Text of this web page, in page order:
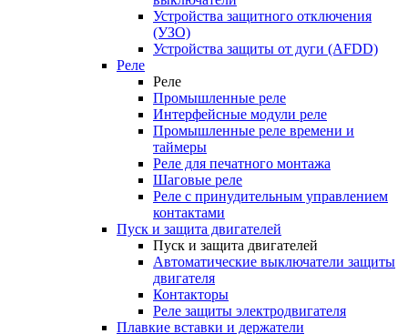
Устройства защитного отключения
(УЗО)
Устройства защиты от дуги (AFDD)
Реле
Реле
Промышленные реле
Интерфейсные модули реле
Промышленные реле времени и
таймеры
Реле для печатного монтажа
Шаговые реле
Реле с принудительным управлением
контактами
Пуск и защита двигателей
Пуск и защита двигателей
Автоматические выключатели защиты
двигателя
Контакторы
Реле защиты электродвигателя
Плавкие вставки и держатели